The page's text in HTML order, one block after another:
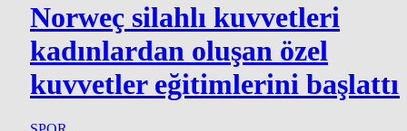
Norweç silahlı kuvvetleri
kadınlardan oluşan özel
kuvvetler eğitimlerini başlattı.